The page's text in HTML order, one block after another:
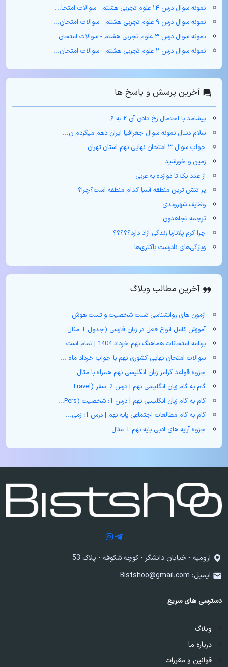
نمونه سوال درس ۱۴ علوم تجربی هشتم - سوالات امتحا...
نمونه سوال درس ۹ علوم تجربی هشتم - سوالات امتحان...
نمونه سوال درس ۳ علوم تجربی هشتم - سوالات امتحان...
نمونه سوال درس ۲ علوم تجربی هشتم - سوالات امتحان...
آخرین پرسش و پاسخ ها
پیشامد با احتمال رخ دادن آن ۲ به ۶
سلام دنبال نمونه سوال جغرافیا ایران دهم میگردم ن...
جواب سوال ۳ امتحان نهایی نهم استان تهران
زمین و خورشید
از عدد یک تا دوازده به عربی
پر تنش ترین منطقه آسیا کدام منطفه است؟چرا؟
وظایف شهروندی
ترجمه تجاهدون
چرا کرم پلاناریا زندگی آزاد دارد؟؟؟؟؟
ویژگی‌های نادرست باکتری‌ها
آخرین مطالب وبلاگ
آزمون های روانشناسی تست شخصیت و تست هوش
آموزش کامل انواع فعل در زبان فارسی (جدول + مثال‌...
برنامه امتحانات هماهنگ نهم خرداد 1404 | تمام است...
سوالات امتحان نهایی کشوری نهم با جواب خرداد ماه ...
جزوه قواعد گرامر زبان انگلیسی نهم همراه با مثال
گام به گام زبان انگلیسی نهم | درس 2: سفر (Travel...
گام به گام زبان انگلیسی نهم | درس 1: شخصیت (Pers...
گام به گام مطالعات اجتماعی پایه نهم | درس 1: زمی...
جزوه آرایه های ادبی پایه نهم + مثال
ارومیه - خیابان دانشگر - کوچه شکوفه - پلاک 53
ایمیل: Bistshoo@gmail.com
دسترسی های سریع
وبلاگ
درباره ما
قوانین و مقررات